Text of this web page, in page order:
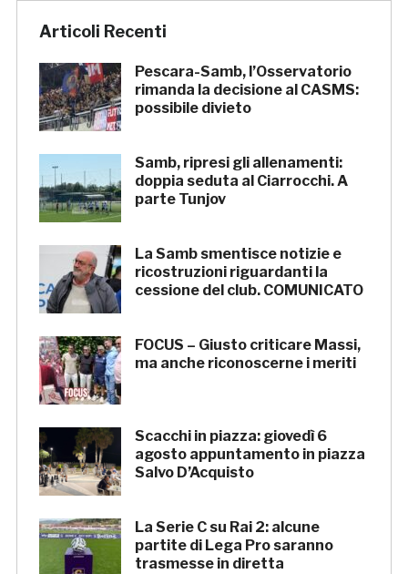
Articoli Recenti
Pescara-Samb, l’Osservatorio
rimanda la decisione al CASMS:
possibile divieto
Samb, ripresi gli allenamenti:
doppia seduta al Ciarrocchi. A
parte Tunjov
La Samb smentisce notizie e
ricostruzioni riguardanti la
cessione del club. COMUNICATO
FOCUS – Giusto criticare Massi,
ma anche riconoscerne i meriti
Scacchi in piazza: giovedì 6
agosto appuntamento in piazza
Salvo D’Acquisto
La Serie C su Rai 2: alcune
partite di Lega Pro saranno
trasmesse in diretta